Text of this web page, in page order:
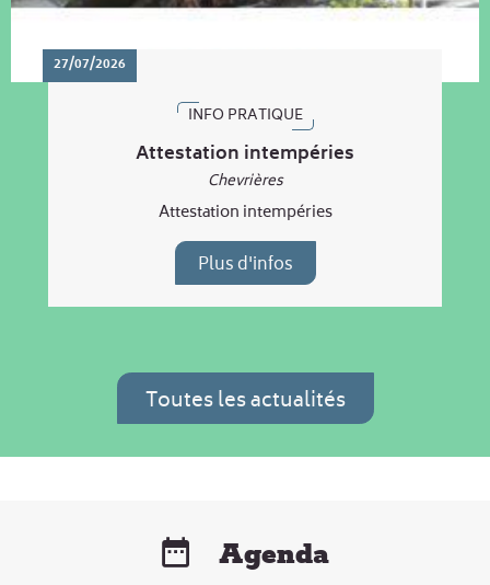
27/07/2026
INFO PRATIQUE
Attestation intempéries
Chevrières
Attestation intempéries
Plus d'infos
Toutes les actualités
Agenda